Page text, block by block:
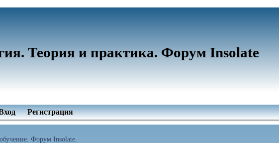
Теория и практика. Форум Insolate
Регистрация
Форум Insolate.